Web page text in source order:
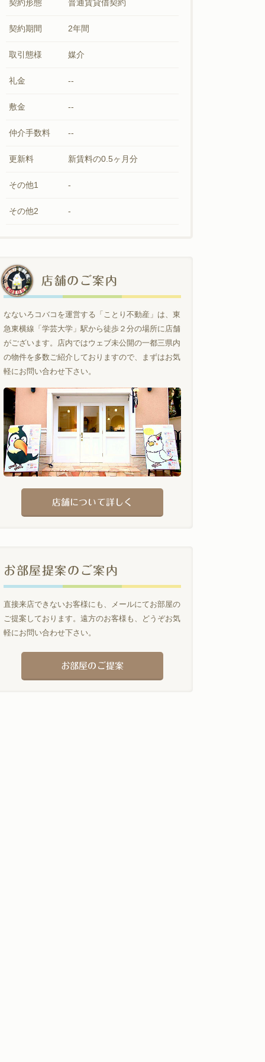
契約形態 普通賃貸借契約
契約期間 2年間
取引態様 媒介
礼金 --
敷金 --
仲介手数料 --
更新料 新賃料の0.5ヶ月分
その他1 -
その他2 -
店舗のご案内
なないろコバコを運営する「ことり不動産」は、東
急東横線「学芸大学」駅から徒歩２分の場所に店舗
がございます。店内ではウェブ未公開の一都三県内
の物件を多数ご紹介しておりますので、まずはお気
軽にお問い合わせ下さい。
店舗について詳しく
お部屋提案のご案内
直接来店できないお客様にも、メールにてお部屋の
ご提案しております。遠方のお客様も、どうぞお気
軽にお問い合わせ下さい。
お部屋のご提案